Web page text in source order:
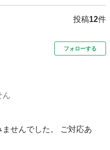
投稿12件
フォローする
ん
せんでした。 ご対応あ